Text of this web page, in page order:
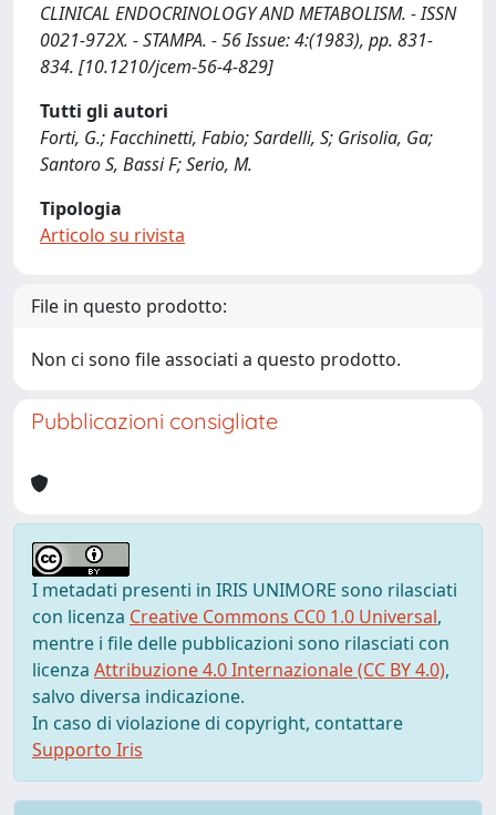
CLINICAL ENDOCRINOLOGY AND METABOLISM. - ISSN
0021-972X. - STAMPA. - 56 Issue: 4:(1983), pp. 831-
834. [10.1210/jcem-56-4-829]
Tutti gli autori
Forti, G.; Facchinetti, Fabio; Sardelli, S; Grisolia, Ga;
Santoro S, Bassi F; Serio, M.
Tipologia
Articolo su rivista
File in questo prodotto:
Non ci sono file associati a questo prodotto.
Pubblicazioni consigliate
I metadati presenti in IRIS UNIMORE sono rilasciati
con licenza Creative Commons CC0 1.0 Universal,
mentre i file delle pubblicazioni sono rilasciati con
licenza Attribuzione 4.0 Internazionale (CC BY 4.0),
salvo diversa indicazione.
In caso di violazione di copyright, contattare
Supporto Iris